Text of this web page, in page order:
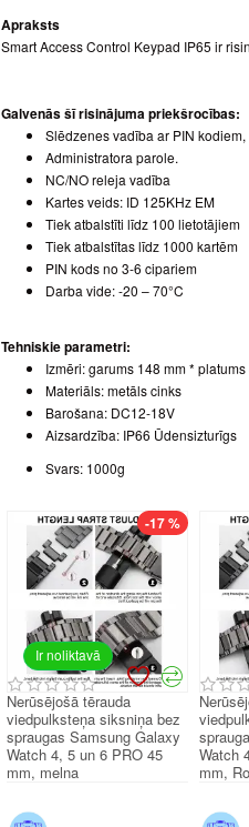
Apraksts
Smart Access Control Keypad IP65 ir
Galvenās šī risinājuma priekšrocības:
Slēdzenes vadība ar PIN
Administratora parole.
NC/NO releja vadība
Kartes veids: ID 125KHz EM
Tiek atbalstīti līdz 100 lietotājiem
Tiek atbalstītas līdz 1000 kartēm
PIN kods no 3-6 cipariem
Darba vide: -20 – 70°C
Tehniskie parametri:
Izmēri: garums 148 mm *
Materiāls: metāls cinks
Barošana: DC12-18V
Aizsardzība: IP66 Ūdensizturīgs
Svars: 1000g
Ir noliktavā
-17 %
Nerūsējošā tērauda
viedpulksteņa siksniņa bez
spraugas Samsung Galaxy
Watch 4, 5 un 6 PRO 45
mm, melna
Watch
mm,